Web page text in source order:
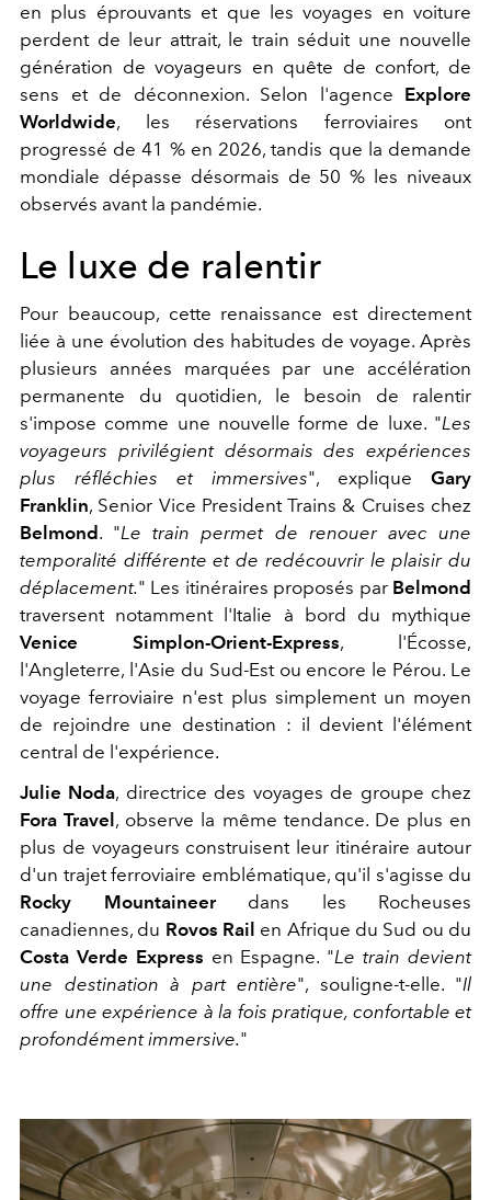
en plus éprouvants et que les voyages en voiture
perdent de leur attrait, le train séduit une nouvelle
génération de voyageurs en quête de confort, de
sens et de déconnexion. Selon l'agence Explore
Worldwide, les réservations ferroviaires ont
progressé de 41 % en 2026, tandis que la demande
mondiale dépasse désormais de 50 % les niveaux
observés avant la pandémie.
Le luxe de ralentir
Pour beaucoup, cette renaissance est directement
liée à une évolution des habitudes de voyage. Après
plusieurs années marquées par une accélération
permanente du quotidien, le besoin de ralentir
s'impose comme une nouvelle forme de luxe. "Les
voyageurs privilégient désormais des expériences
plus réfléchies et immersives", explique Gary
Franklin, Senior Vice President Trains & Cruises chez
Belmond . "Le train permet de renouer avec une
temporalité différente et de redécouvrir le plaisir du
déplacement." Les itinéraires proposés par Belmond
traversent notamment l'Italie à bord du mythique
Venice Simplon-Orient-Express, l'Écosse,
l'Angleterre, l'Asie du Sud-Est ou encore le Pérou. Le
voyage ferroviaire n'est plus simplement un moyen
de rejoindre une destination : il devient l'élément
central de l'expérience.
Julie Noda, directrice des voyages de groupe chez
Fora Travel , observe la même tendance. De plus en
plus de voyageurs construisent leur itinéraire autour
d'un trajet ferroviaire emblématique, qu'il s'agisse du
Rocky Mountaineerdans les Rocheuses
canadiennes, du Rovos Rail en Afrique du Sud ou du
Costa Verde Express en Espagne. "Le train devient
une destination à part entière", souligne-t-elle. "Il
offre une expérience à la fois pratique, confortable et
profondément immersive."